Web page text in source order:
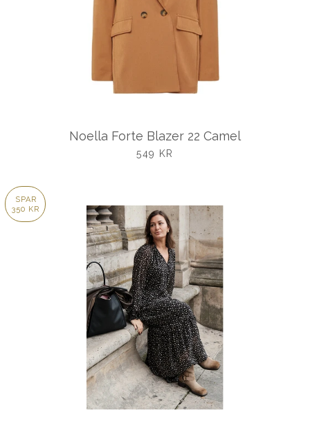
Noella Forte Blazer 22 Camel
UDSALGSPRIS
549 KR
SPAR
350 KR